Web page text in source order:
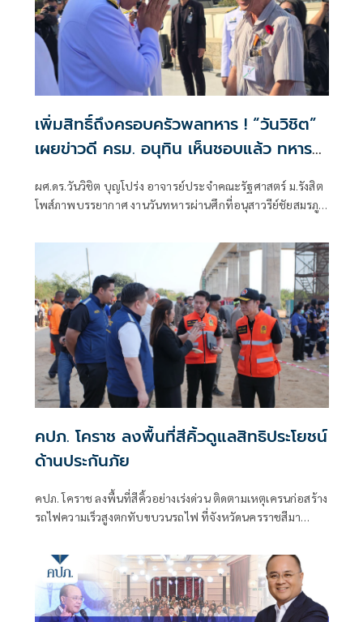
เพิ่มสิทธิ์ถึงครอบครัวพลทหาร ! “วันวิชิต”
เผยข่าวดี ครม. อนุทิน เห็นชอบแล้ว ทหาร
รับสิทธิ์ดูแลค่ารักษาพยาบาลต่อเนื่อง
ผศ.ดร.วันวิชิต บุญโปร่ง อาจารย์ประจำคณะรัฐศาสตร์ ม.รังสิต
โพส์ภาพบรรยากาศ งานวันทหารผ่านศึกที่อนุสาวรีย์ชัยสมรภูมิ
คปภ. โคราช ลงพื้นที่สีคิ้วดูแลสิทธิประโยชน์
ด้านประกันภัย
คปภ. โคราช ลงพื้นที่สีคิ้วอย่างเร่งด่วน ติดตามเหตุเครนก่อสร้าง
รถไฟความเร็วสูงตกทับขบวนรถไฟ ที่จังหวัดนครราชสีมา